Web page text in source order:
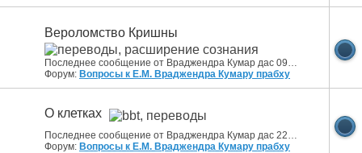
Вероломство Кришны
03:30
Форум: Вопросы к Е.М. Враджендра Кумару прабху
О клетках
04:07
Форум: Вопросы к Е.М. Враджендра Кумару прабху